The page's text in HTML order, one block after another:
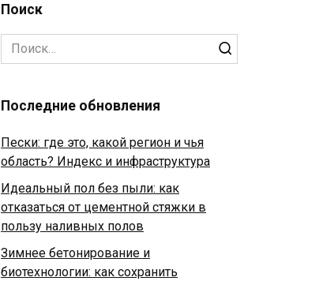
Поиск
Search
for:
Последние обновления
Пески: где это, какой регион и чья
область? Индекс и инфраструктура
Идеальный пол без пыли: как
отказаться от цементной стяжки в
пользу наливных полов
Зимнее бетонирование и
биотехнологии: как сохранить